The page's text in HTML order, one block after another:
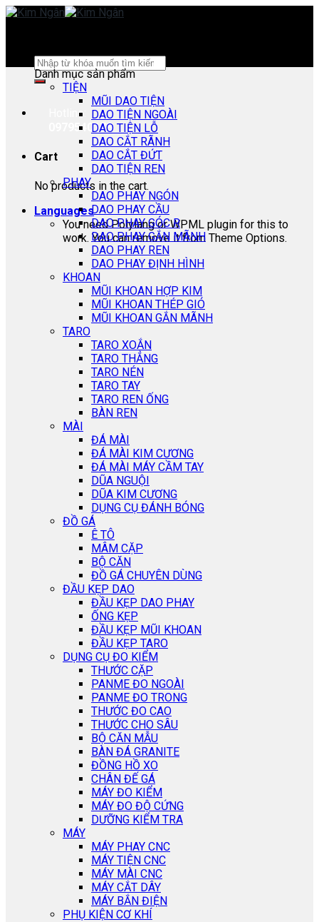
Skip
Search
for:
Hotline:
0979540178
Cart
No products in the cart.
Languages
You need Polylang or WPML plugin for this to
work. You can remove it from Theme Options.
Danh mục sản phẩm
TIỆN
MŨI DAO TIỆN
DAO TIỆN NGOÀI
DAO TIỆN LỖ
DAO CẮT RÃNH
DAO CẮT ĐỨT
DAO TIỆN REN
PHAY
DAO PHAY NGÓN
DAO PHAY CẦU
DAO PHAY GÓC R
DAO PHAY GẮN MÃNH
DAO PHAY REN
DAO PHAY ĐỊNH HÌNH
KHOAN
MŨI KHOAN HỢP KIM
MŨI KHOAN THÉP GIÓ
MŨI KHOAN GẮN MÃNH
TARO
TARO XOẮN
TARO THẲNG
TARO NÉN
TARO TAY
TARO REN ỐNG
BÀN REN
MÀI
ĐÁ MÀI
ĐÁ MÀI KIM CƯƠNG
ĐÁ MÀI MÁY CẦM TAY
DŨA NGUỘI
DŨA KIM CƯƠNG
DỤNG CỤ ĐÁNH BÓNG
ĐỒ GÁ
Ê TÔ
MÂM CẶP
BỘ CĂN
ĐỒ GÁ CHUYÊN DÙNG
ĐẦU KẸP DAO
ĐẦU KẸP DAO PHAY
ỐNG KẸP
ĐẦU KẸP MŨI KHOAN
ĐẦU KẸP TARO
DỤNG CỤ ĐO KIỂM
THƯỚC CẶP
PANME ĐO NGOÀI
PANME ĐO TRONG
THƯỚC ĐO CAO
THƯỚC CHO SÂU
BỘ CĂN MẪU
BÀN ĐÁ GRANITE
ĐỒNG HỒ XO
CHÂN ĐẾ GÁ
MÁY ĐO KIỂM
MÁY ĐO ĐỘ CỨNG
DƯỠNG KIỂM TRA
MÁY
MÁY PHAY CNC
MÁY TIỆN CNC
MÁY MÀI CNC
MÁY CẮT DÂY
MÁY BẮN ĐIỆN
PHỤ KIỆN CƠ KHÍ